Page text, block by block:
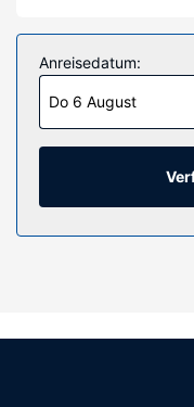
Kühlschrank und
Internetzugang
Austattung gehören
kostenlose
Anreisedatum:
Do 6 August